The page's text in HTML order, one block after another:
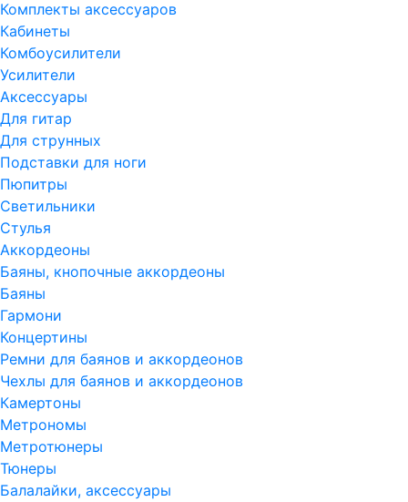
Комплекты аксессуаров
Кабинеты
Комбоусилители
Усилители
Аксессуары
Для гитар
Для струнных
Подставки для ноги
Пюпитры
Светильники
Стулья
Аккордеоны
Баяны, кнопочные аккордеоны
Баяны
Гармони
Концертины
Ремни для баянов и аккордеонов
Чехлы для баянов и аккордеонов
Камертоны
Метрономы
Метротюнеры
Тюнеры
Балалайки, аксессуары